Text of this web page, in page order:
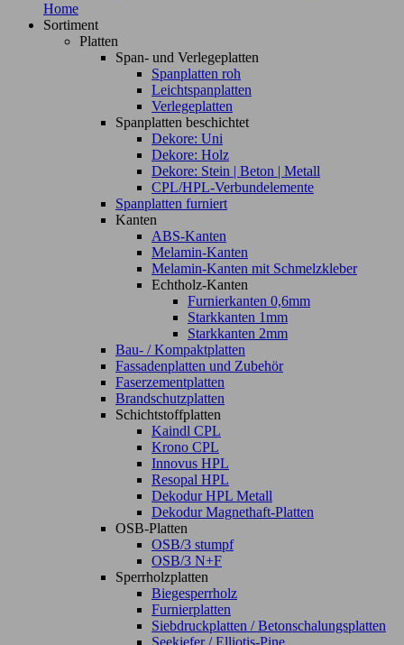
Home
Sortiment
Platten
Span- und Verlegeplatten
Spanplatten roh
Leichtspanplatten
Verlegeplatten
Spanplatten beschichtet
Dekore: Uni
Dekore: Holz
Dekore: Stein | Beton | Metall
CPL/HPL-Verbundelemente
Spanplatten furniert
Kanten
ABS-Kanten
Melamin-Kanten
Melamin-Kanten mit Schmelzkleber
Echtholz-Kanten
Furnierkanten 0,6mm
Starkkanten 1mm
Starkkanten 2mm
Bau- / Kompaktplatten
Fassadenplatten und Zubehör
Faserzementplatten
Brandschutzplatten
Schichtstoffplatten
Kaindl CPL
Krono CPL
Innovus HPL
Resopal HPL
Dekodur HPL Metall
Dekodur Magnethaft-Platten
OSB-Platten
OSB/3 stumpf
OSB/3 N+F
Sperrholzplatten
Biegesperrholz
Furnierplatten
Siebdruckplatten / Betonschalungsplatten